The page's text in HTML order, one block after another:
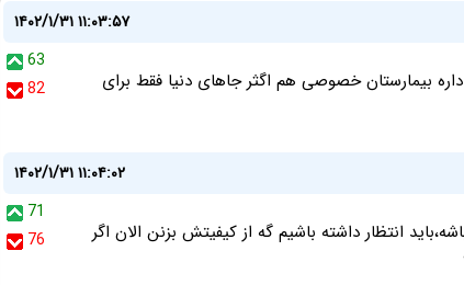
۱۴۰۲/۱/۳۱ ۱۱:۰۳:۵۷
63
82
بیمارستان خصوصی هم اگثر جاهای دنیا فقط برای
۱۴۰۲/۱/۳۱ ۱۱:۰۴:۰۲
71
76
انتظار داشته باشیم گه از کیفیتش بزنن الان اگر